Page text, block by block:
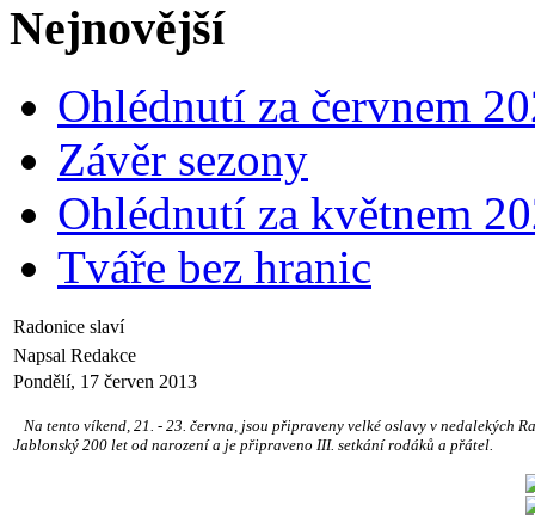
Nejnovější
Ohlédnutí za červnem
Závěr sezony
Ohlédnutí za květnem
Tváře bez hranic
Radonice slaví
Napsal Redakce
Pondělí, 17 červen 2013
Na tento víkend, 21. - 23. června, jsou připraveny velké oslavy v nedalekých
Jablonský 200 let od narození a je připraveno III. setkání rodáků a přátel.